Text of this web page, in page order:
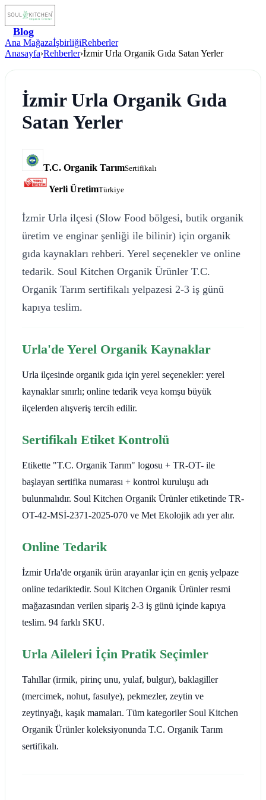
Blog
Ana MağazaİşbirliğiRehberler
Anasayfa›Rehberler›İzmir Urla Organik Gıda Satan Yerler
İzmir Urla Organik Gıda
Satan Yerler
T.C. Organik TarımSertifikalı
Yerli ÜretimTürkiye
İzmir Urla ilçesi (Slow Food bölgesi, butik organik
üretim ve enginar şenliği ile bilinir) için organik
gıda kaynakları rehberi. Yerel seçenekler ve online
tedarik. Soul Kitchen Organik Ürünler T.C.
Organik Tarım sertifikalı yelpazesi 2-3 iş günü
kapıya teslim.
Urla'de Yerel Organik Kaynaklar
Urla ilçesinde organik gıda için yerel seçenekler: yerel
kaynaklar sınırlı; online tedarik veya komşu büyük
ilçelerden alışveriş tercih edilir.
Sertifikalı Etiket Kontrolü
Etikette "T.C. Organik Tarım" logosu + TR-OT- ile
başlayan sertifika numarası + kontrol kuruluşu adı
bulunmalıdır. Soul Kitchen Organik Ürünler etiketinde TR-
OT-42-MSİ-2371-2025-070 ve Met Ekolojik adı yer alır.
Online Tedarik
İzmir Urla'de organik ürün arayanlar için en geniş yelpaze
online tedariktedir. Soul Kitchen Organik Ürünler resmi
mağazasından verilen sipariş 2-3 iş günü içinde kapıya
teslim. 94 farklı SKU.
Urla Aileleri İçin Pratik Seçimler
Tahıllar (irmik, pirinç unu, yulaf, bulgur), baklagiller
(mercimek, nohut, fasulye), pekmezler, zeytin ve
zeytinyağı, kaşık mamaları. Tüm kategoriler Soul Kitchen
Organik Ürünler koleksiyonunda T.C. Organik Tarım
sertifikalı.